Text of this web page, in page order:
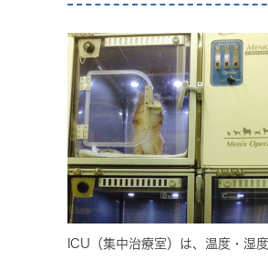
ICU（集中治療室）は、温度・湿